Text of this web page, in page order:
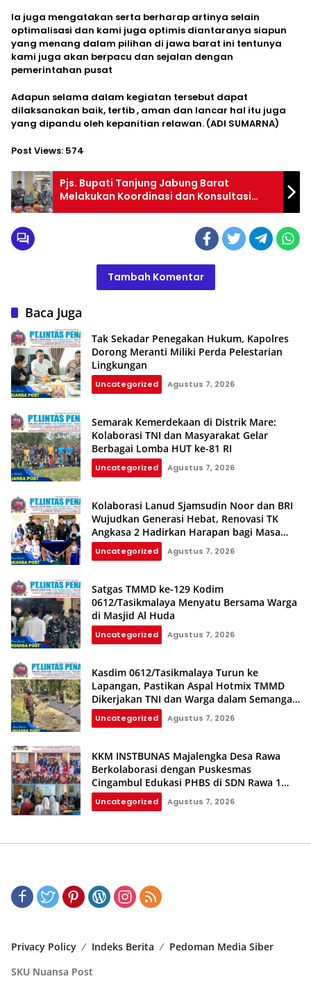
Ia juga mengatakan serta berharap artinya selain
optimalisasi dan kami juga optimis diantaranya siapun
yang menang dalam pilihan di jawa barat ini tentunya
kami juga akan berpacu dan sejalan dengan
pemerintahan pusat
Adapun selama dalam kegiatan tersebut dapat
dilaksanakan baik, tertib , aman dan lancar hal itu juga
yang dipandu oleh kepanitian relawan. (ADI SUMARNA)
Post Views: 574
Pjs. Bupati Tanjung Jabung Barat
Melakukan Koordinasi dan Konsultasi
Dalam Rangka Persiapan Pelaksanaan
Tambah Komentar
Baca Juga
Tak Sekadar Penegakan Hukum, Kapolres
Dorong Meranti Miliki Perda Pelestarian
Lingkungan
Uncategorized Agustus 7, 2026
Semarak Kemerdekaan di Distrik Mare:
Kolaborasi TNI dan Masyarakat Gelar
Berbagai Lomba HUT ke-81 RI
Uncategorized Agustus 7, 2026
Kolaborasi Lanud Sjamsudin Noor dan BRI
Wujudkan Generasi Hebat, Renovasi TK
Angkasa 2 Hadirkan Harapan bagi Masa
Depan Anak
Uncategorized Agustus 7, 2026
Satgas TMMD ke-129 Kodim
0612/Tasikmalaya Menyatu Bersama Warga
di Masjid Al Huda
Uncategorized Agustus 7, 2026
Kasdim 0612/Tasikmalaya Turun ke
Lapangan, Pastikan Aspal Hotmix TMMD
Dikerjakan TNI dan Warga dalam Semangat
Gotong Royong
Uncategorized Agustus 7, 2026
KKM INSTBUNAS Majalengka Desa Rawa
Berkolaborasi dengan Puskesmas
Cingambul Edukasi PHBS di SDN Rawa 1
dan SDN Rawa 3
Uncategorized Agustus 7, 2026
Privacy Policy Indeks Berita
Pedoman Media Siber
SKU Nuansa Post